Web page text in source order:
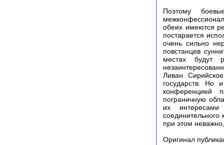
Поэтому
обеих имеются
постарается
очень сильно
повстанцев
местах будут
Ливан. Сирийское
государств. Но
конференцией
пограничную
их
при этом
Оригинал